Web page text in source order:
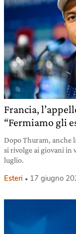
Francia,
“Fermiamo gli
Dopo Thuram, anche
si rivolge ai giovani in
luglio.
Esteri 17 giugno